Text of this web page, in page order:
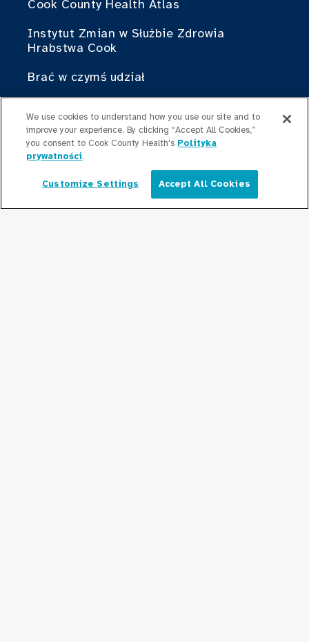
Cook County Health Atlas
Instytut Zmian w Służbie Zdrowia
Hrabstwa Cook
Brać w czymś udział
Dla profesjonalistów
medycznych
Programy stypendialne
Programy rezydencyjne
Polski
We use cookies to understand how you use our site and to
improve your experience. By clicking “Accept All Cookies,”
you consent to Cook County Health's Polityka
prywatności.
Customize Settings Accept All Cookies